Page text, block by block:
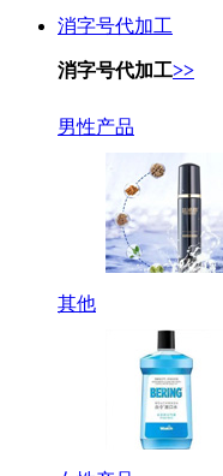
消字号代加工
消字号代加工>>
男性产品
其他